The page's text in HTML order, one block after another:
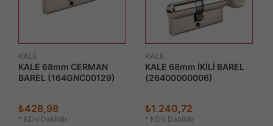
KALE
KALE 68mm CERMAN
BAREL (164GNC00129)
₺428,98
* KDV Dahildir
KALE
KALE 68mm İKİLİ BAREL
(26400000006)
₺1.240,72
* KDV Dahildir